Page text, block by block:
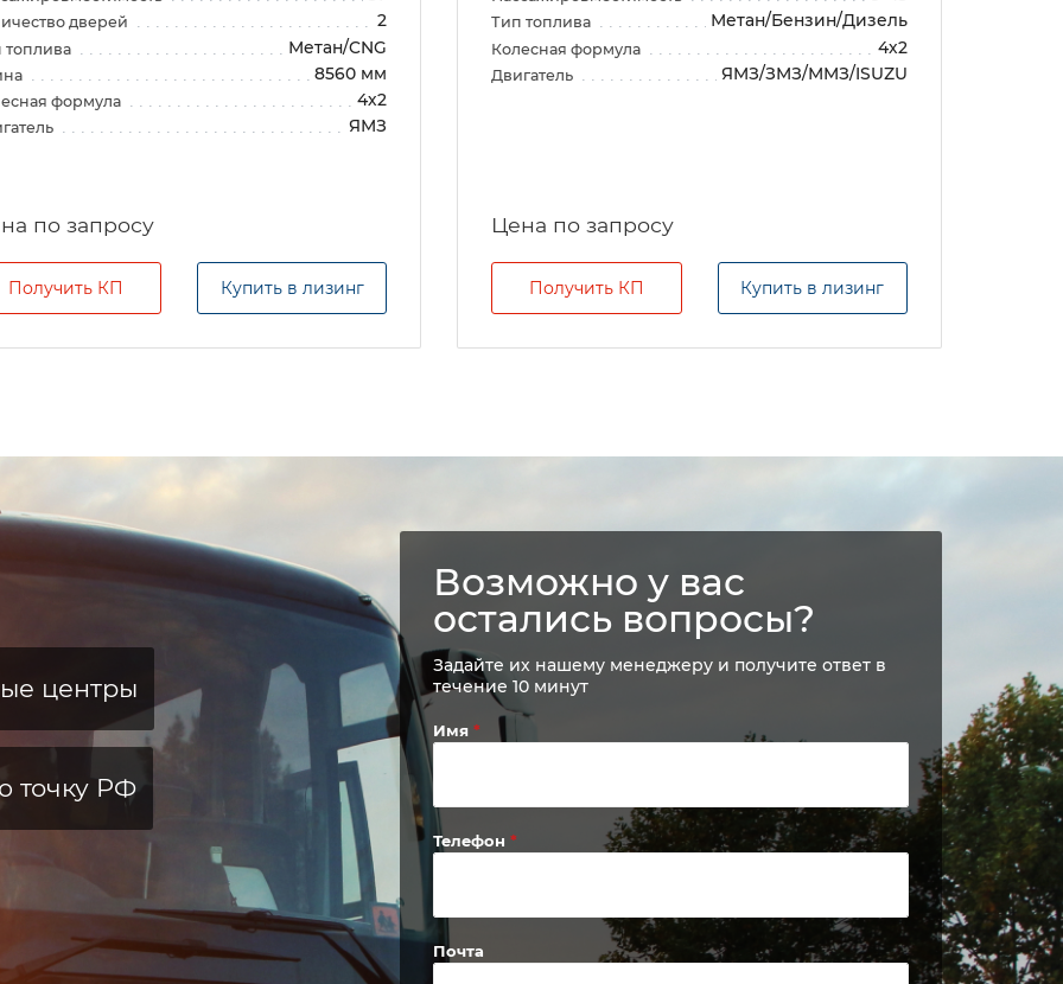
дверей 2
топлива Метан/CNG
8560 мм
формула 4х2
ЯМЗ
по запросу
Получить КП Купить в лизинг
Тип топлива Метан/Бензин/Дизель
Колесная формула 4х2
Двигатель ЯМЗ/ЗМЗ/ММЗ/ISUZU
Цена по запросу
Получить КП Купить в лизинг
центры
точку РФ
Возможно у вас
остались вопросы?
Задайте их нашему менеджеру и получите ответ в
течение 10 минут
Имя
Телефон
Почта